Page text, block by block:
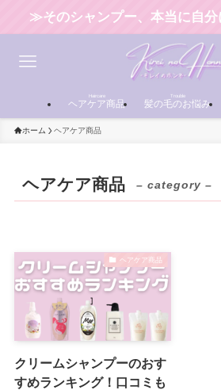
≫そのシャンプー、本当に自分
ヘアケア商品
Haircare
髪の毛のお悩み
Trouble
ホーム ヘアケア商品
ヘアケア商品 – category –
ヘアケア商品
クリームシャンプーのおす
すめランキング！口コミも